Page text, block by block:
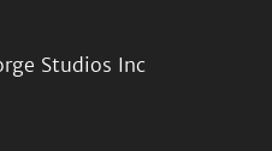
Studios Inc